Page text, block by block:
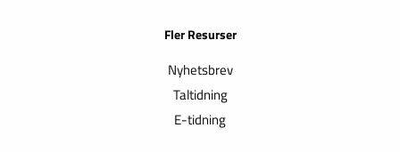
Fler Resurser
Nyhetsbrev
Taltidning
E-tidning